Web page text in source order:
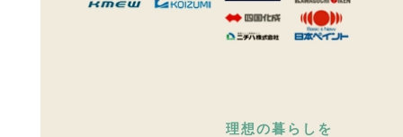
理想の暮らしを